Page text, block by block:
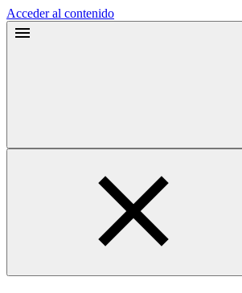
Acceder al contenido